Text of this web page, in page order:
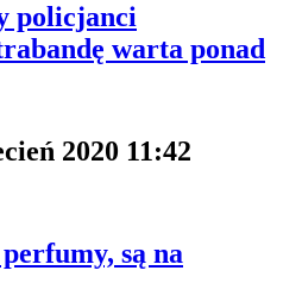
policjanci
warta ponad
2020 11:42
są na